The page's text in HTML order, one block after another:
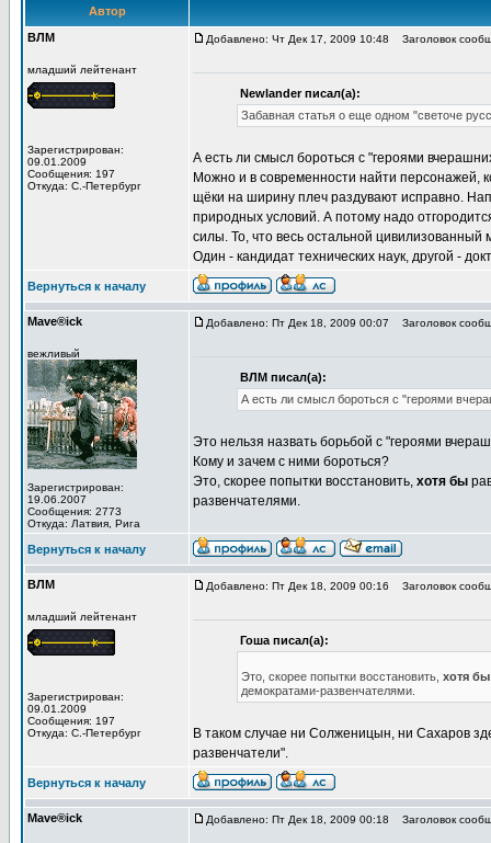
Автор
ВЛМ
младший лейтенант
Зарегистрирован:
09.01.2009
Сообщения: 197
Откуда: С.-Петербург
Добавлено: Чт Дек 17, 2009 10:48 Заголовок
Newlander писал(а):
Забавная статья о еще одном "светоче
А есть ли смысл бороться с "героями
Можно и в современности найти персонажей,
щёки на ширину плеч раздувают исправно.
природных условий. А потому надо
силы. То, что весь остальной
Один - кандидат технических наук, другой -
Вернуться к началу
Mave®ick
вежливый
Зарегистрирован:
19.06.2007
Сообщения: 2773
Откуда: Латвия, Рига
Добавлено: Пт Дек 18, 2009 00:07 Заголовок
ВЛМ писал(а):
А есть ли смысл бороться с "героями
Это нельзя назвать борьбой с "героями
Кому и зачем с ними бороться?
Это, скорее попытки восстановить, хотя бы
развенчателями.
Вернуться к началу
ВЛМ
младший лейтенант
Зарегистрирован:
09.01.2009
Сообщения: 197
Откуда: С.-Петербург
Добавлено: Пт Дек 18, 2009 00:16 Заголовок
Гоша писал(а):
Это, скорее попытки восстановить, хотя бы
демократами-развенчателями.
В таком случае ни Солженицын, ни Сахаров
развенчатели".
Вернуться к началу
Mave®ick Добавлено: Пт Дек 18, 2009 00:18 Заголовок